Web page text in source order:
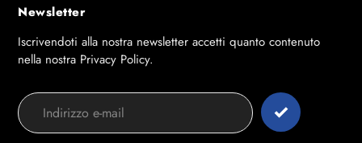
Newsletter
Iscrivendoti alla nostra newsletter accetti quanto contenuto
nella nostra Privacy Policy.